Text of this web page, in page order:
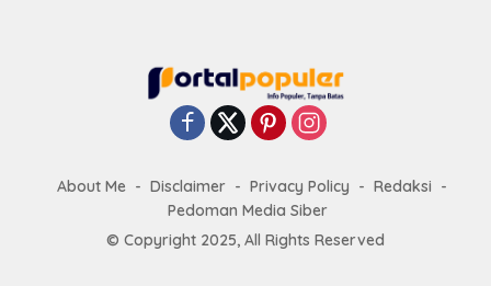
About Me Disclaimer Privacy Policy
Redaksi
Pedoman Media Siber
© Copyright 2025, All Rights Reserved